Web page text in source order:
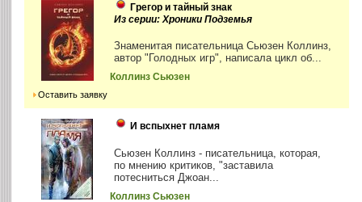
Грегор и тайный знак
Из серии: Хроники Подземья
Знаменитая писательница Сьюзен Коллинз,
автор "Голодных игр", написала цикл об...
Коллинз Сьюзен
Оставить заявку
И вспыхнет пламя
Сьюзен Коллинз - писательница, которая,
по мнению критиков, "заставила
потесниться Джоан...
Коллинз Сьюзен